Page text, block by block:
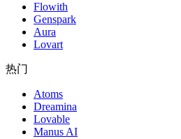
Flowith
Genspark
Aura
Lovart
热门
Atoms
Dreamina
Lovable
Manus AI